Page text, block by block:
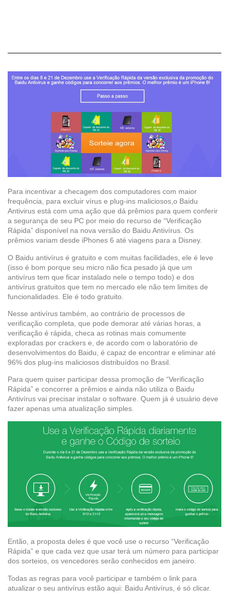
Para incentivar a checagem dos computadores com maior
frequência, para excluir vírus e plug-ins maliciosos,o Baidu
Antivirus está com uma ação que dá prêmios para quem conferir
a segurança de seu PC por meio do recurso de “Verificação
Rápida” disponível na nova versão do Baidu Antivírus. Os
prêmios variam desde iPhones 6 até viagens para a Disney.
O Baidu antivírus é gratuito e com muitas facilidades, ele é leve
(isso é bom porque seu micro não fica pesado já que um
antivírus tem que ficar instalado nele o tempo todo) e dos
antivírus gratuitos que tem no mercado ele não tem limites de
funcionalidades. Ele é todo gratuito.
Nesse antivírus também, ao contrário de processos de
verificação completa, que pode demorar até várias horas, a
verificação é rápida, checa as rotinas mais comumente
exploradas por crackers e, de acordo com o laboratório de
desenvolvimentos do Baidu, é capaz de encontrar e eliminar até
96% dos plug-ins maliciosos distribuídos no Brasil.
Para quem quiser participar dessa promoção de “Verificação
Rápida” e concorrer a prêmios e ainda não utiliza o Baidu
Antivírus vai precisar instalar o software. Quem já é usuário deve
fazer apenas uma atualização simples.
Então, a proposta deles é que você use o recurso “Verificação
Rápida” e que cada vez que usar terá um número para participar
dos sorteios, os vencedores serão conhecidos em janeiro.
Todas as regras para você participar e também o link para
atualizar o seu antivírus estão aqui: Baidu Antivírus, é só clicar.